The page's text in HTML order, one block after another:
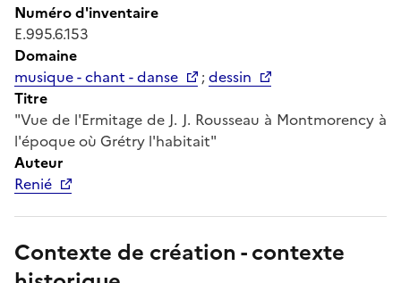
Numéro d'inventaire
E.995.6.153
Domaine
musique - chant - danse
;dessin
Titre
"Vue de l'Ermitage de J. J. Rousseau à Montmorency à
l'époque où Grétry l'habitait"
Auteur
Renié
Contexte de création - contexte